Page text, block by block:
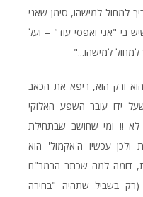
למחול למישהו, סימן שאני
בי "אני ואפסי עוד" – ועל
למחול למישהו..."
ורק הוא, ריפא את הכאב
ידו עובר השפע האלוקי
!! ומי שחושב שבתחילת
עכשיו ה'אקמול' הוא
דומה למה שכתב הרמב"ם
בשביל שתהיה "בחירה